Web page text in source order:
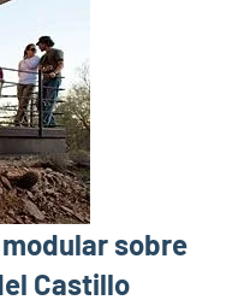
sobre
Castillo